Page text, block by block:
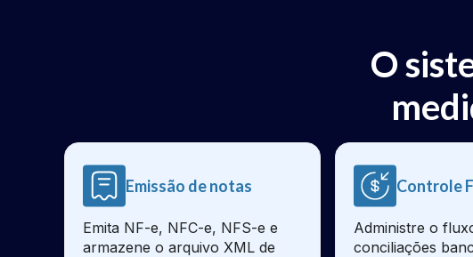
O
Emissão de notas
Emita NF-e, NFC-e, NFS-e e
armazene o arquivo XML de
Controle
Administre o
conciliações